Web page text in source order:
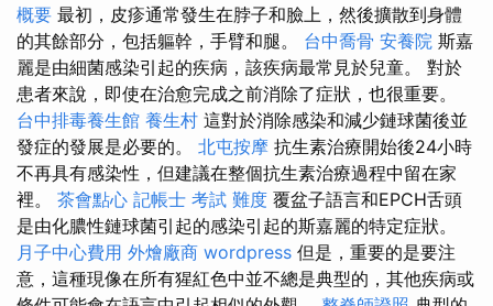
概要 最初，皮疹通常發生在脖子和臉上，然後擴散到身體
的其餘部分，包括軀幹，手臂和腿。 台中喬骨 安養院 斯嘉
麗是由細菌感染引起的疾病，該疾病最常見於兒童。 對於
患者來說，即使在治愈完成之前消除了症狀，也很重要。
台中排毒養生館 養生村 這對於消除感染和減少鏈球菌後並
發症的發展是必要的。 北屯按摩 抗生素治療開始後24小時
不再具有感染性，但建議在整個抗生素治療過程中留在家
裡。 茶會點心 記帳士 考試 難度 覆盆子語言和EPCH舌頭
是由化膿性鏈球菌引起的感染引起的斯嘉麗的特定症狀。
月子中心費用 外燴廠商 wordpress 但是，重要的是要注
意，這種現像在所有猩紅色中並不總是典型的，其他疾病或